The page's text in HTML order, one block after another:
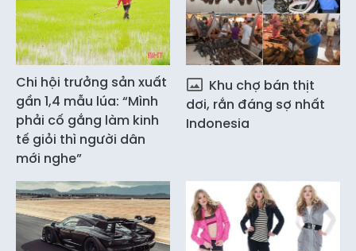
Chi hội trưởng sản xuất
gần 1,4 mẫu lúa: “Mình
phải cố gắng làm kinh
tế giỏi thì người dân
mới nghe”
Khu chợ bán thịt
dơi, rắn đáng sợ nhất
Indonesia